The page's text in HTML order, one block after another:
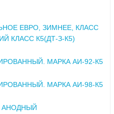
ЕВРО, ЗИМНЕЕ, КЛАСС
КЛАСС К5(ДТ-З-К5)
МАРКА АИ-92-К5
МАРКА АИ-98-К5
АНОДНЫЙ